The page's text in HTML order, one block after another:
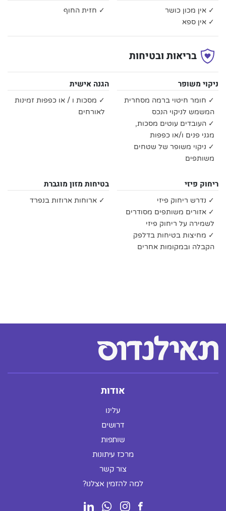
✓ אין מכון כושר
✓ אין ספא
✓ חזית החוף
בריאות ובטיחות
ניקוי משופר
✓ חומר חיטוי ברמה מסחרית
המשמש לניקוי הנכס
✓ העובדים עוטים מסכות,
מגני פנים ו/או כפפות
✓ ניקוי משופר של שטחים
משותפים
הגנה אישית
✓ מסכות ו / או כפפות זמינות
לאורחים
ריחוק פיזי
✓ נדרש ריחוק פיזי
✓ אזורים משותפים מסודרים
לשמירה על ריחוק פיזי
✓ מחיצות בטיחות בדלפק
הקבלה ובמקומות אחרים
בטיחות מזון מוגברת
✓ ארוחות ארוזות בנפרד
אודות
עלינו
דרושים
שותפות
מרכז עיתונות
צור קשר
למה להזמין אצלנו?